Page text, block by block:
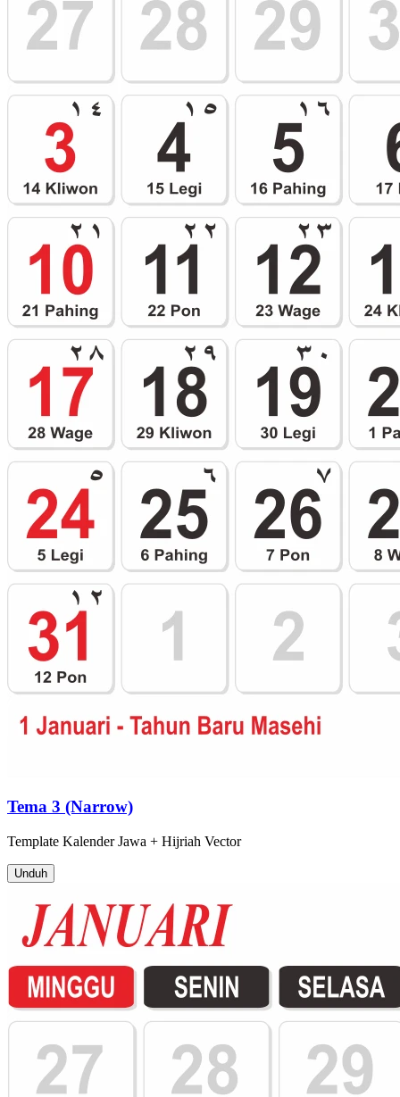
Tema 3 (Narrow)
Template Kalender Jawa + Hijriah Vector
Unduh